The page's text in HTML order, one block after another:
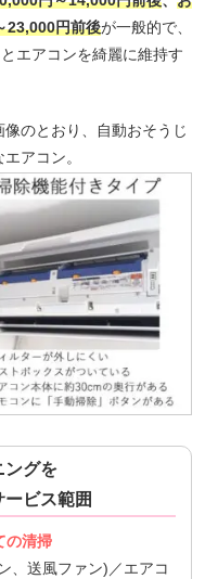
23,000円前後が一般的で、
エアコンを綺麗に維持す
のとおり、自動おそうじ
アコン。
ングを
ビス範囲
の清掃
、送風ファン)／エアコ